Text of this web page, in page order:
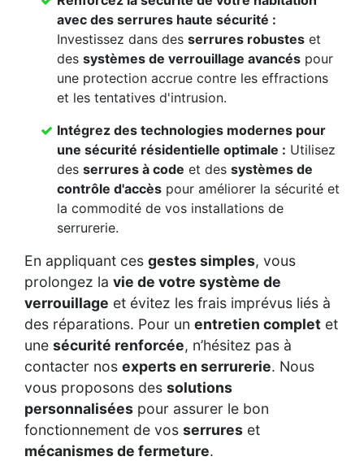
avec des serrures haute sécurité :
Investissez dans des serrures robustes et
des systèmes de verrouillage avancés pour
une protection accrue contre les effractions
et les tentatives d'intrusion.
Intégrez des technologies modernes pour
une sécurité résidentielle optimale : Utilisez
des serrures à code et des systèmes de
contrôle d'accès pour améliorer la sécurité et
la commodité de vos installations de
serrurerie.
En appliquant ces gestes simples, vous
prolongez la vie de votre système de
verrouillage et évitez les frais imprévus liés à
des réparations. Pour un entretien complet et
une sécurité renforcée, n’hésitez pas à
contacter nos experts en serrurerie. Nous
vous proposons des solutions
personnalisées pour assurer le bon
fonctionnement de vos serrures et
mécanismes de fermeture.